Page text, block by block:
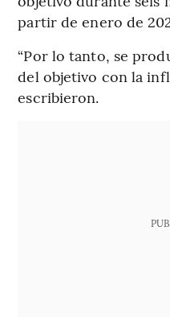
partir de enero de
“Por lo tanto, se
del objetivo con la
escribieron.